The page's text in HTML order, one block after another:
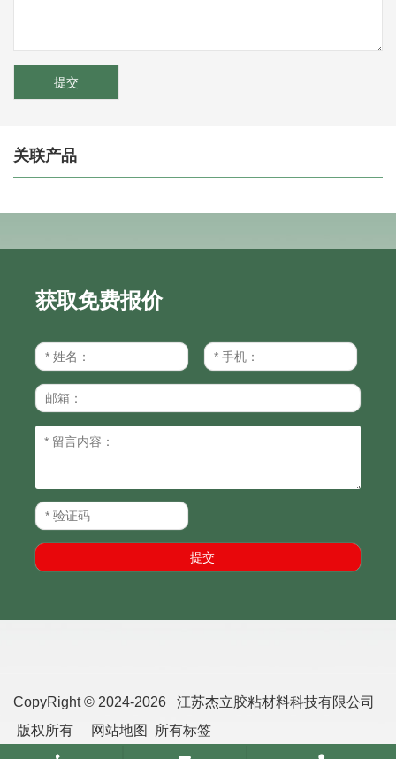
关联产品
获取免费报价
CopyRight © 2024-2026 江苏杰立胶粘材料科技有限公司
版权所有
网站地图 所有标签